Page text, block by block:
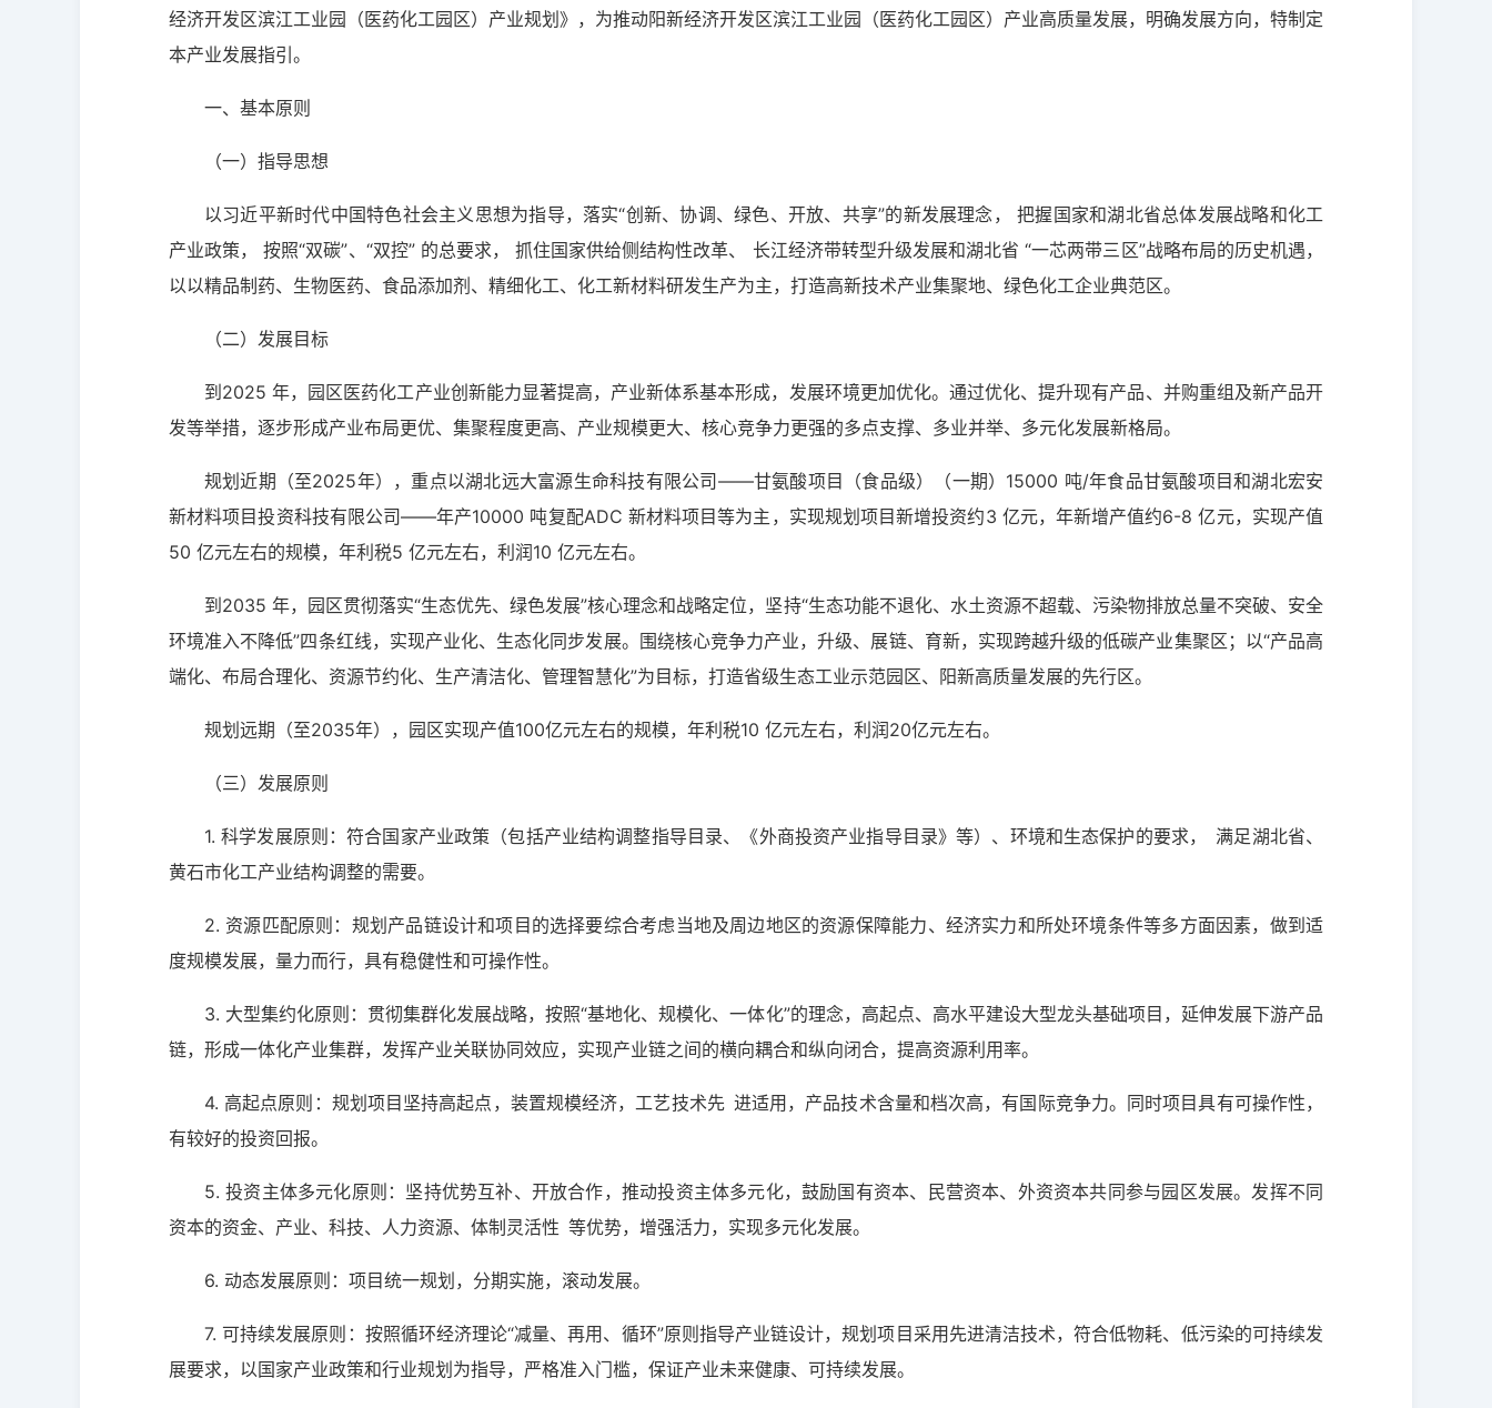
经济开发区滨江工业园（医药化工园区）产业规划》，为推动阳新经济开发区滨江工业园（医药化工园区）产业高质量发展，明确发展方向，特制定
本产业发展指引。
一、基本原则
（一）指导思想
以习近平新时代中国特色社会主义思想为指导，落实“创新、协调、绿色、开放、共享”的新发展理念， 把握国家和湖北省总体发展战略和化工
产业政策， 按照“双碳”、“双控” 的总要求， 抓住国家供给侧结构性改革、 长江经济带转型升级发展和湖北省 “一芯两带三区”战略布局的历史机遇，
以以精品制药、生物医药、食品添加剂、精细化工、化工新材料研发生产为主，打造高新技术产业集聚地、绿色化工企业典范区。
（二）发展目标
到2025 年，园区医药化工产业创新能力显著提高，产业新体系基本形成，发展环境更加优化。通过优化、提升现有产品、并购重组及新产品开
发等举措，逐步形成产业布局更优、集聚程度更高、产业规模更大、核心竞争力更强的多点支撑、多业并举、多元化发展新格局。
规划近期（至2025年），重点以湖北远大富源生命科技有限公司——甘氨酸项目（食品级）（一期）15000 吨/年食品甘氨酸项目和湖北宏安
新材料项目投资科技有限公司——年产10000 吨复配ADC 新材料项目等为主，实现规划项目新增投资约3 亿元，年新增产值约6-8 亿元，实现产值
50 亿元左右的规模，年利税5 亿元左右，利润10 亿元左右。
到2035 年，园区贯彻落实“生态优先、绿色发展”核心理念和战略定位，坚持“生态功能不退化、水土资源不超载、污染物排放总量不突破、安全
环境准入不降低”四条红线，实现产业化、生态化同步发展。围绕核心竞争力产业，升级、展链、育新，实现跨越升级的低碳产业集聚区；以“产品高
端化、布局合理化、资源节约化、生产清洁化、管理智慧化”为目标，打造省级生态工业示范园区、阳新高质量发展的先行区。
规划远期（至2035年），园区实现产值100亿元左右的规模，年利税10 亿元左右，利润20亿元左右。
（三）发展原则
1. 科学发展原则：符合国家产业政策（包括产业结构调整指导目录、《外商投资产业指导目录》等）、环境和生态保护的要求， 满足湖北省、
黄石市化工产业结构调整的需要。
2. 资源匹配原则：规划产品链设计和项目的选择要综合考虑当地及周边地区的资源保障能力、经济实力和所处环境条件等多方面因素，做到适
度规模发展，量力而行，具有稳健性和可操作性。
3. 大型集约化原则：贯彻集群化发展战略，按照“基地化、规模化、一体化”的理念，高起点、高水平建设大型龙头基础项目，延伸发展下游产品
链，形成一体化产业集群，发挥产业关联协同效应，实现产业链之间的横向耦合和纵向闭合，提高资源利用率。
4. 高起点原则：规划项目坚持高起点，装置规模经济，工艺技术先 进适用，产品技术含量和档次高，有国际竞争力。同时项目具有可操作性，
有较好的投资回报。
5. 投资主体多元化原则：坚持优势互补、开放合作，推动投资主体多元化，鼓励国有资本、民营资本、外资资本共同参与园区发展。发挥不同
资本的资金、产业、科技、人力资源、体制灵活性 等优势，增强活力，实现多元化发展。
6. 动态发展原则：项目统一规划，分期实施，滚动发展。
7. 可持续发展原则：按照循环经济理论“减量、再用、循环”原则指导产业链设计，规划项目采用先进清洁技术，符合低物耗、低污染的可持续发
展要求，以国家产业政策和行业规划为指导，严格准入门槛，保证产业未来健康、可持续发展。